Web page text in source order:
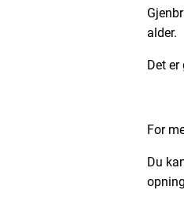
alder.
Det
For
Du